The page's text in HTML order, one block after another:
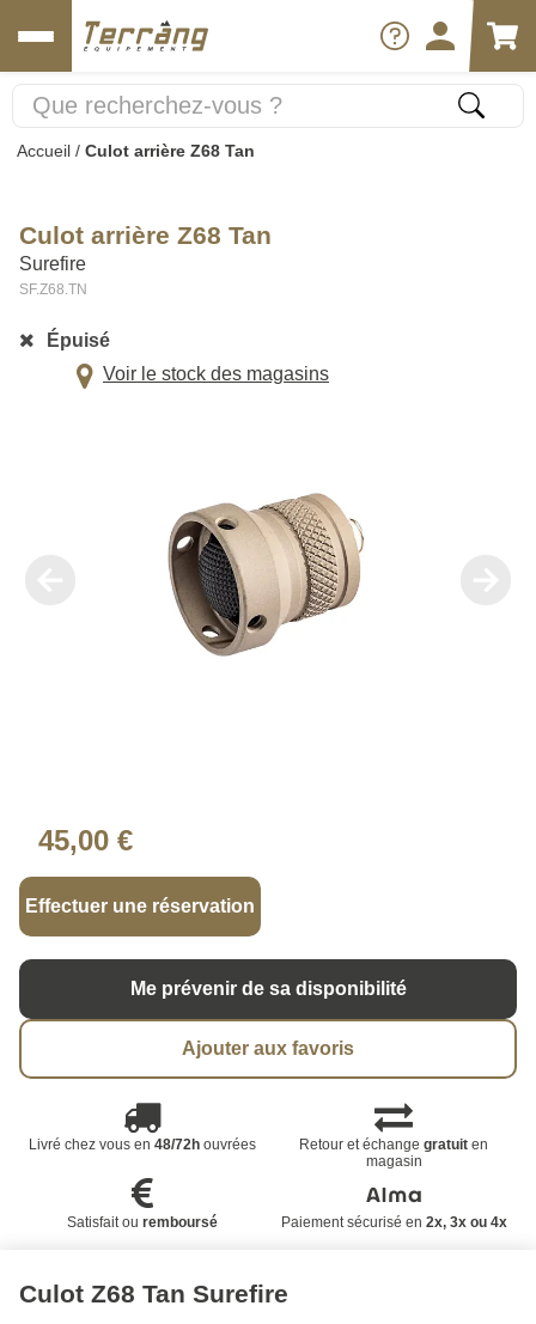
Accueil / Culot arrière Z68 Tan
Culot arrière Z68 Tan
Surefire
SF.Z68.TN
Épuisé
Voir le stock des magasins
45,00 €
Effectuer une réservation
Me prévenir de sa disponibilité
Ajouter aux favoris
Livré chez vous en 48/72houvrées Retour et échangegratuit en
magasin
Satisfait ou remboursé Paiement sécurisé en 2x, 3x ou 4x
Culot Z68 Tan Surefire